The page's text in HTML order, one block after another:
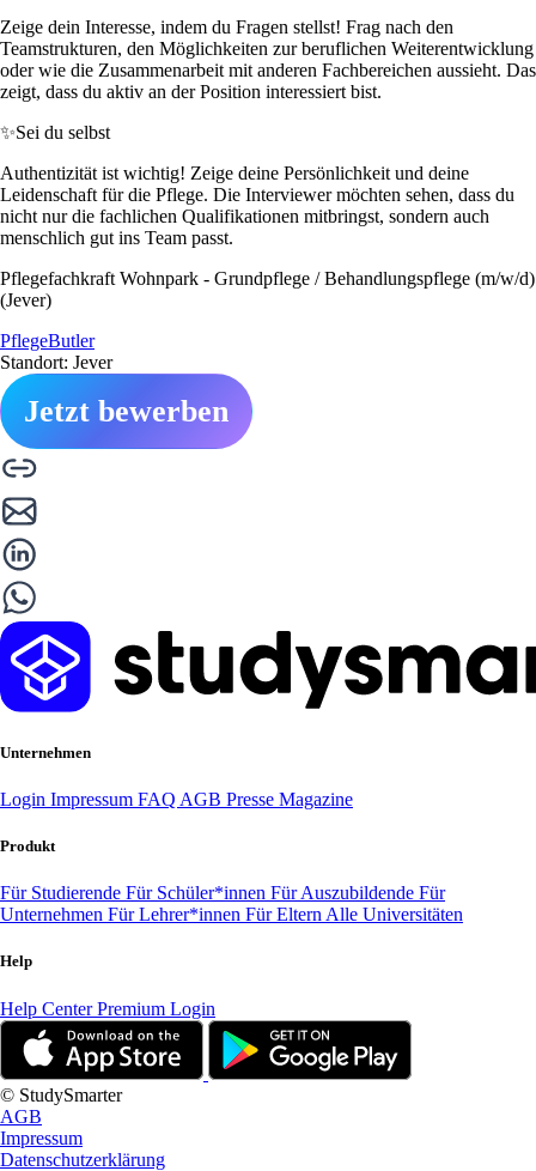
Zeige dein Interesse, indem du Fragen stellst! Frag nach den
Teamstrukturen, den Möglichkeiten zur beruflichen Weiterentwicklung
oder wie die Zusammenarbeit mit anderen Fachbereichen aussieht. Das
zeigt, dass du aktiv an der Position interessiert bist.
✨Sei du selbst
Authentizität ist wichtig! Zeige deine Persönlichkeit und deine
Leidenschaft für die Pflege. Die Interviewer möchten sehen, dass du
nicht nur die fachlichen Qualifikationen mitbringst, sondern auch
menschlich gut ins Team passt.
Pflegefachkraft Wohnpark - Grundpflege / Behandlungspflege (m/w/d)
(Jever)
PflegeButler
Standort: Jever
Jetzt bewerben
Unternehmen
Login Impressum FAQ AGB Presse Magazine
Produkt
Für Studierende Für Schüler*innen Für Auszubildende Für
Unternehmen Für Lehrer*innen Für Eltern Alle Universitäten
Help
Help CenterPremium Login
© StudySmarter
AGB
Impressum
Datenschutzerklärung